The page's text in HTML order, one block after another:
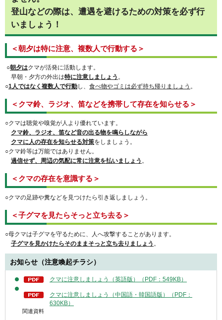
登山などの際は、遭遇を避けるための対策を必ず行
いましょう！
＜朝夕は特に注意、複数人で行動する＞
○朝夕はクマが活発に活動します。
早朝・夕方の外出は特に注意しましょう 。
○1人ではなく複数人で行動し、 食べ物やゴミは必ず持ち帰りましょう 。
＜クマ鈴、ラジオ、笛などを携帯して存在を知らせる＞
○クマは聴覚や嗅覚が人より優れています。
クマ鈴、ラジオ、笛など音の出る物を鳴らしながら
クマに人の存在を知らせる対策をしましょう。
○クマ鈴等は万能ではありません。
過信せず、周辺の気配に常に注意を払いましょう 。
＜クマの存在を意識する＞
○クマの足跡や糞などを見つけたら引き返しましょう。
＜子グマを見たらそっと立ち去る＞
○母クマは子グマを守るために、人へ攻撃することがあります。
子グマを見かけたらそのままそっと立ち去りましょう 。
お知らせ（注意喚起チラシ）
クマに注意しましょう（英語版）（PDF：549KB）
クマに注意しましょう（中国語・韓国語版）（PDF：
630KB）
関連資料